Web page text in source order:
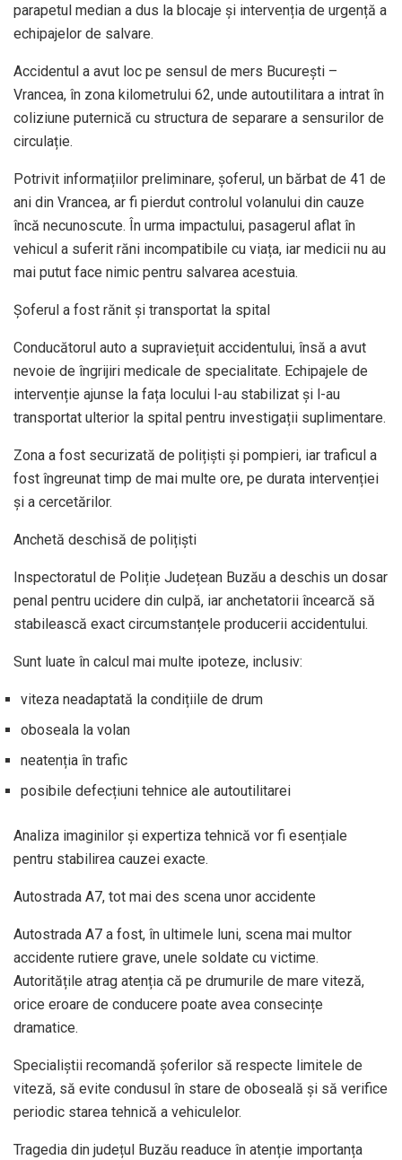
parapetul median a dus la blocaje și intervenția de urgență a
echipajelor de salvare.
Accidentul a avut loc pe sensul de mers București –
Vrancea, în zona kilometrului 62, unde autoutilitara a intrat în
coliziune puternică cu structura de separare a sensurilor de
circulație.
Potrivit informațiilor preliminare, șoferul, un bărbat de 41 de
ani din Vrancea, ar fi pierdut controlul volanului din cauze
încă necunoscute. În urma impactului, pasagerul aflat în
vehicul a suferit răni incompatibile cu viața, iar medicii nu au
mai putut face nimic pentru salvarea acestuia.
Șoferul a fost rănit și transportat la spital
Conducătorul auto a supraviețuit accidentului, însă a avut
nevoie de îngrijiri medicale de specialitate. Echipajele de
intervenție ajunse la fața locului l-au stabilizat și l-au
transportat ulterior la spital pentru investigații suplimentare.
Zona a fost securizată de polițiști și pompieri, iar traficul a
fost îngreunat timp de mai multe ore, pe durata intervenției
și a cercetărilor.
Anchetă deschisă de polițiști
Inspectoratul de Poliție Județean Buzău a deschis un dosar
penal pentru ucidere din culpă, iar anchetatorii încearcă să
stabilească exact circumstanțele producerii accidentului.
Sunt luate în calcul mai multe ipoteze, inclusiv:
viteza neadaptată la condițiile de drum
oboseala la volan
neatenția în trafic
posibile defecțiuni tehnice ale autoutilitarei
Analiza imaginilor și expertiza tehnică vor fi esențiale
pentru stabilirea cauzei exacte.
Autostrada A7, tot mai des scena unor accidente
Autostrada A7 a fost, în ultimele luni, scena mai multor
accidente rutiere grave, unele soldate cu victime.
Autoritățile atrag atenția că pe drumurile de mare viteză,
orice eroare de conducere poate avea consecințe
dramatice.
Specialiștii recomandă șoferilor să respecte limitele de
viteză, să evite condusul în stare de oboseală și să verifice
periodic starea tehnică a vehiculelor.
Tragedia din județul Buzău readuce în atenție importanța